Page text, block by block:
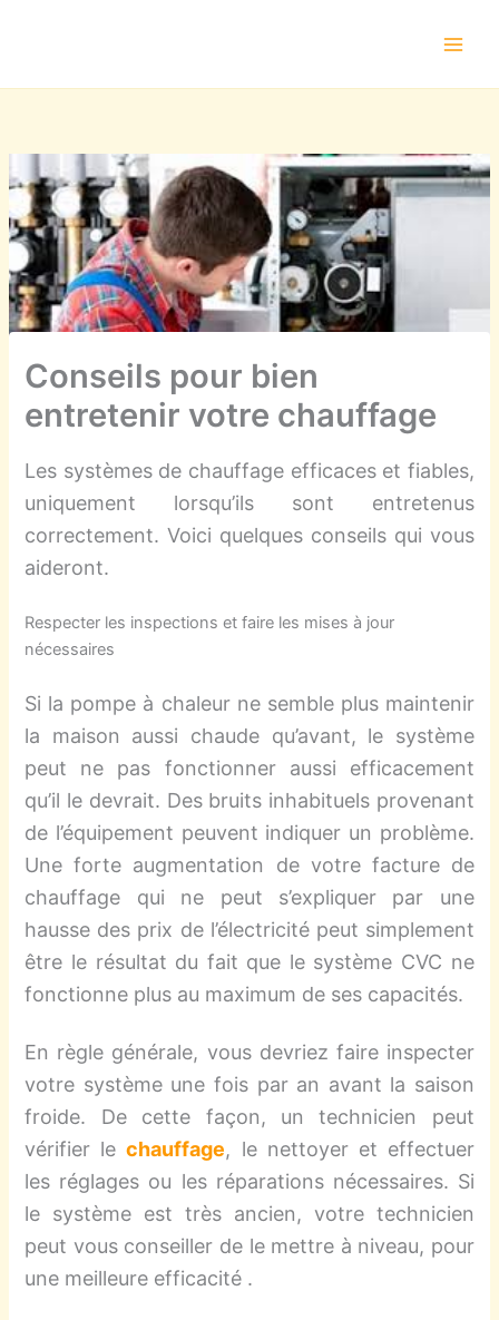
Conseils pour bien
entretenir votre chauffage
Les systèmes de chauffage efficaces et fiables,
uniquement lorsqu’ils sont entretenus
correctement. Voici quelques conseils qui vous
aideront.
Respecter les inspections et faire les mises à jour
nécessaires
Si la pompe à chaleur ne semble plus maintenir
la maison aussi chaude qu’avant, le système
peut ne pas fonctionner aussi efficacement
qu’il le devrait. Des bruits inhabituels provenant
de l’équipement peuvent indiquer un problème.
Une forte augmentation de votre facture de
chauffage qui ne peut s’expliquer par une
hausse des prix de l’électricité peut simplement
être le résultat du fait que le système CVC ne
fonctionne plus au maximum de ses capacités.
En règle générale, vous devriez faire inspecter
votre système une fois par an avant la saison
froide. De cette façon, un technicien peut
vérifier lechauffage, le nettoyer et effectuer
les réglages ou les réparations nécessaires. Si
le système est très ancien, votre technicien
peut vous conseiller de le mettre à niveau, pour
une meilleure efficacité .